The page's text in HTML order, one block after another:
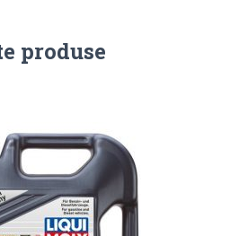
produse